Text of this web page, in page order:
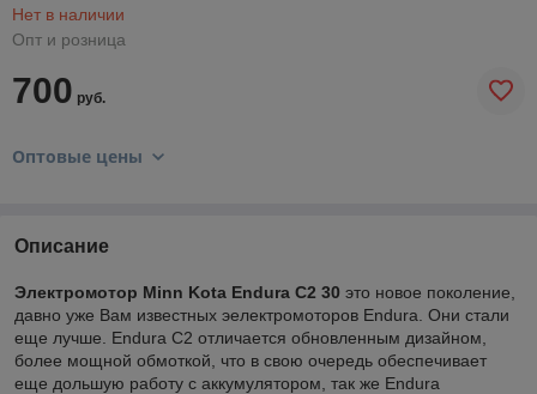
Нет в наличии
Опт и розница
700 руб.
Оптовые цены
Описание
Электромотор Minn Kota Endura C2 30 это новое поколение,
давно уже Вам известных эелектромоторов Endura. Они стали
еще лучше. Endura C2 отличается обновленным дизайном,
более мощной обмоткой, что в свою очередь обеспечивает
еще дольшую работу с аккумулятором, так же Endura